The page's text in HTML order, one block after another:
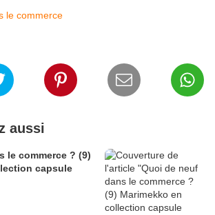
le commerce
aussi
le commerce ? (9)
capsule